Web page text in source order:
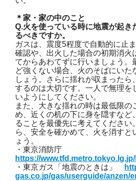
＊家・家の中のこと
Q.火を使っている時に地震が起き
るべきですか。
ガスは、震度5程度で自動的に止
確認や、出火した場合の初期消火
てからあわてずに行いましょう。
ど強くない場合、火のそばにいた
しょう。さらに揺れが収まったら
するのは大切です。一人で無理を
いようにしてください。
また、大きな揺れの時は最低限の
め、近くの机の下に身を隠すなど
ることを最優先に考えてください
ら、安全を確かめて、火を消すと
ょう。
・東京消防庁
https://
・東京ガス「地震のときは」
gas.co.jp/gas/userguide/anzen/